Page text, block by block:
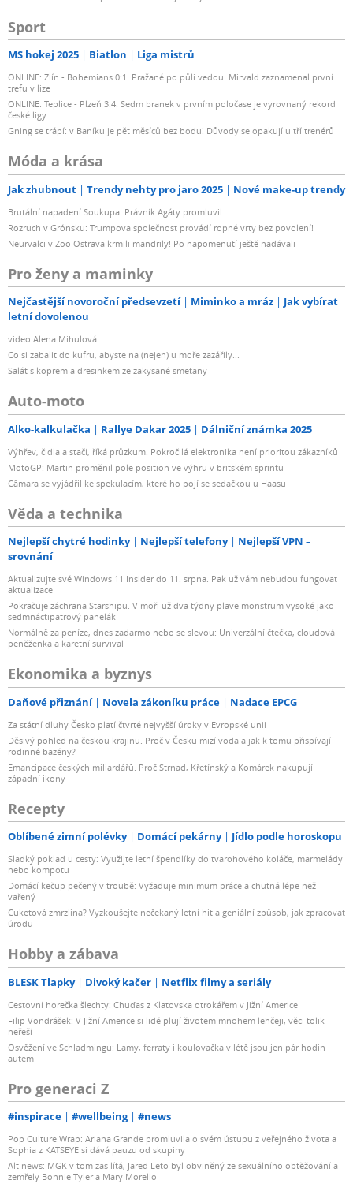
Sport
MS hokej 2025 Biatlon Liga mistrů
ONLINE: Zlín - Bohemians 0:1. Pražané po půli vedou. Mirvald zaznamenal první
trefu v lize
ONLINE: Teplice - Plzeň 3:4. Sedm branek v prvním poločase je vyrovnaný rekord
české ligy
Gning se trápí: v Baníku je pět měsíců bez bodu! Důvody se opakují u tří trenérů
Móda a krása
Jak zhubnout Trendy nehty pro jaro 2025 Nové make-up trendy
Brutální napadení Soukupa. Právník Agáty promluvil
Rozruch v Grónsku: Trumpova společnost provádí ropné vrty bez povolení!
Neurvalci v Zoo Ostrava krmili mandrily! Po napomenutí ještě nadávali
Pro ženy a maminky
Nejčastější novoroční předsevzetí Miminko a mráz
Jak vybírat
letní dovolenou
video Alena Mihulová
Co si zabalit do kufru, abyste na (nejen) u moře zazářily...
Salát s koprem a dresinkem ze zakysané smetany
Auto-moto
Alko-kalkulačka Rallye Dakar 2025 Dálniční známka 2025
Výhřev, čidla a stačí, říká průzkum. Pokročilá elektronika není prioritou zákazníků
MotoGP: Martin proměnil pole position ve výhru v britském sprintu
Câmara se vyjádřil ke spekulacím, které ho pojí se sedačkou u Haasu
Věda a technika
Nejlepší chytré hodinky Nejlepší telefony
Nejlepší VPN –
srovnání
Aktualizujte své Windows 11 Insider do 11. srpna. Pak už vám nebudou fungovat
aktualizace
Pokračuje záchrana Starshipu. V moři už dva týdny plave monstrum vysoké jako
sedmnáctipatrový panelák
Normálně za peníze, dnes zadarmo nebo se slevou: Univerzální čtečka, cloudová
peněženka a karetní survival
Ekonomika a byznys
Daňové přiznání Novela zákoníku práce Nadace EPCG
Za státní dluhy Česko platí čtvrté nejvyšší úroky v Evropské unii
Děsivý pohled na českou krajinu. Proč v Česku mizí voda a jak k tomu přispívají
rodinné bazény?
Emancipace českých miliardářů. Proč Strnad, Křetínský a Komárek nakupují
západní ikony
Recepty
Oblíbené zimní polévky Domácí pekárny Jídlo podle horoskopu
Sladký poklad u cesty: Využijte letní špendlíky do tvarohového koláče, marmelády
nebo kompotu
Domácí kečup pečený v troubě: Vyžaduje minimum práce a chutná lépe než
vařený
Cuketová zmrzlina? Vyzkoušejte nečekaný letní hit a geniální způsob, jak zpracovat
úrodu
Hobby a zábava
BLESK Tlapky Divoký kačer Netflix filmy a seriály
Cestovní horečka šlechty: Chuďas z Klatovska otrokářem v Jižní Americe
Filip Vondrášek: V Jižní Americe si lidé plují životem mnohem lehčeji, věci tolik
neřeší
Osvěžení ve Schladmingu: Lamy, ferraty i koulovačka v létě jsou jen pár hodin
autem
Pro generaci Z
#inspirace #wellbeing #news
Pop Culture Wrap: Ariana Grande promluvila o svém ústupu z veřejného života a
Sophia z KATSEYE si dává pauzu od skupiny
Alt news: MGK v tom zas lítá, Jared Leto byl obviněný ze sexuálního obtěžování a
zemřely Bonnie Tyler a Mary Morello